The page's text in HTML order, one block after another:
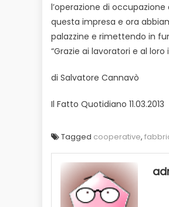
l’operazione di
questa impresa e ora
palazzine e rimettendo in
“Grazie ai lavoratori e al
di Salvatore Cannavò
Il Fatto Quotidiano 11.03.2013
Tagged cooperative,